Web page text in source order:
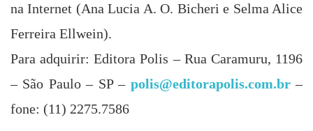
na Internet (Ana Lucia A. O. Bicheri e Selma Alice
Ferreira Ellwein).
Para adquirir:Editora Polis –Rua Caramuru, 1196
– São Paulo – SP – polis@editorapolis.com.br–
fone: (11) 2275.7586